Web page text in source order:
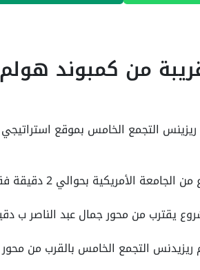
من كمبوند
التجمع الخامس بموقع
الأمريكية بحوالي 2 دقيقة فقط.
يقترب من محور جمال عبد الناصر ب
ريزيدنس التجمع الخامس بالقرب من